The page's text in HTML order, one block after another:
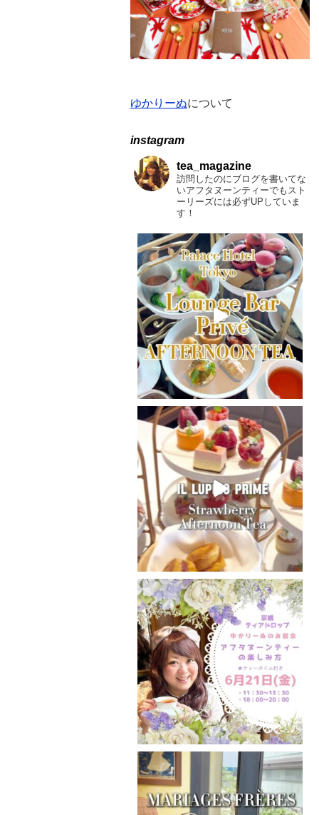
ゆかりーぬについて
instagram
tea_magazine
訪問したのにブログを書いてな
いアフタヌーンティーでもスト
ーリーズには必ずUPしていま
す！